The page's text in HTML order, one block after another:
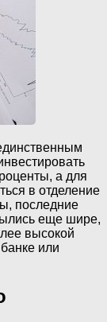
а для
в отделение
последние
еще шире,
высокой
или